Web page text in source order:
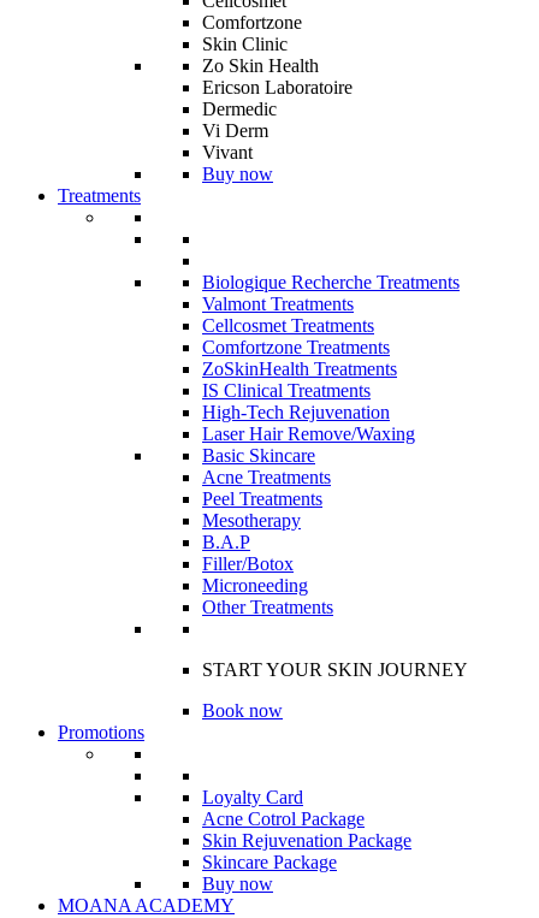
Comfortzone
Skin Clinic
Zo Skin Health
Ericson Laboratoire
Dermedic
Vi Derm
Vivant
Buy now
Treatments
Biologique Recherche Treatments
Valmont Treatments
Cellcosmet Treatments
Comfortzone Treatments
ZoSkinHealth Treatments
IS Clinical Treatments
High-Tech Rejuvenation
Laser Hair Remove/Waxing
Basic Skincare
Acne Treatments
Peel Treatments
Mesotherapy
B.A.P
Filler/Botox
Microneeding
Other Treatments
START YOUR SKIN JOURNEY
Book now
Promotions
Loyalty Card
Acne Cotrol Package
Skin Rejuvenation Package
Skincare Package
Buy now
MOANA ACADEMY